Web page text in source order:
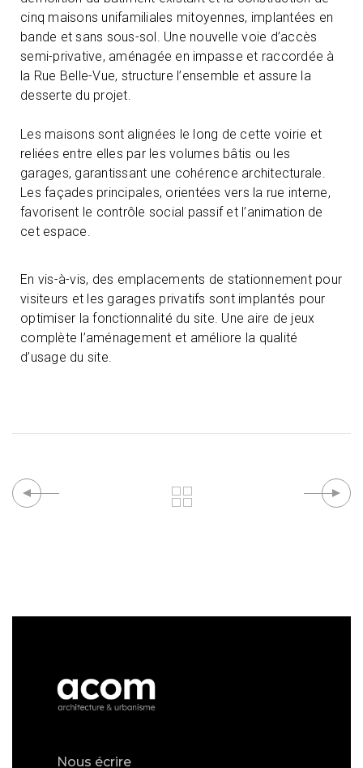
cinq maisons unifamiliales mitoyennes, implantées en
bande et sans sous-sol. Une nouvelle voie d’accès
semi-privative, aménagée en impasse et raccordée à
la Rue Belle-Vue, structure l’ensemble et assure la
desserte du projet.
Les maisons sont alignées le long de cette voirie et
reliées entre elles par les volumes bâtis ou les
garages, garantissant une cohérence architecturale.
Les façades principales, orientées vers la rue interne,
favorisent le contrôle social passif et l’animation de
cet espace.
En vis-à-vis, des emplacements de stationnement pour
visiteurs et les garages privatifs sont implantés pour
optimiser la fonctionnalité du site. Une aire de jeux
complète l’aménagement et améliore la qualité
d’usage du site.
Nous écrire